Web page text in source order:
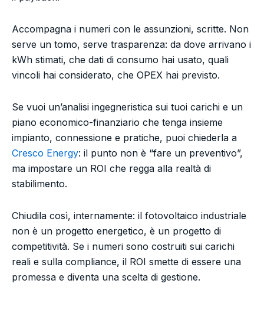
Accompagna i numeri con le assunzioni, scritte. Non
serve un tomo, serve trasparenza: da dove arrivano i
kWh stimati, che dati di consumo hai usato, quali
vincoli hai considerato, che OPEX hai previsto.
Se vuoi un’analisi ingegneristica sui tuoi carichi e un
piano economico-finanziario che tenga insieme
impianto, connessione e pratiche, puoi chiederla a
Cresco Energy: il punto non è “fare un preventivo”,
ma impostare un ROI che regga alla realtà di
stabilimento.
Chiudila così, internamente: il fotovoltaico industriale
non è un progetto energetico, è un progetto di
competitività. Se i numeri sono costruiti sui carichi
reali e sulla compliance, il ROI smette di essere una
promessa e diventa una scelta di gestione.